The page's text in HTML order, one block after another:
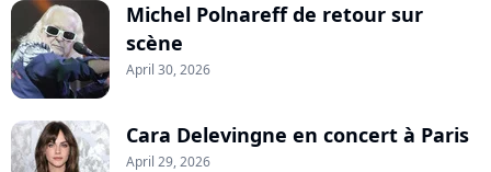
Michel Polnareff de retour sur
scène
April 30, 2026
Cara Delevingne en concert à Paris
April 29, 2026